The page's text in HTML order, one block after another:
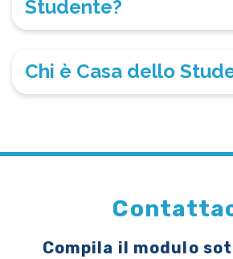
Studente?
Chi è Casa dello
Compila il modulo